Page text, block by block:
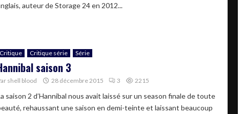
auteur de Storage 24 en 2012...
Critique Critique série Série
saison 3
shell blood 28 décembre 2015 3 2215
saison 2 d’Hannibal nous avait laissé sur un season finale de toute
rehaussant une saison en demi-teinte et laissant beaucoup